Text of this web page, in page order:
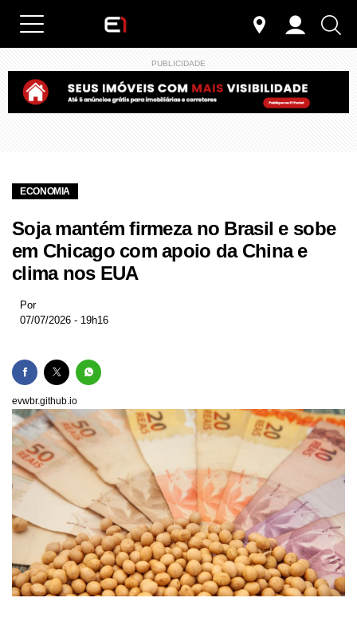
PUBLICIDADE
ECONOMIA
Soja mantém firmeza no Brasil e sobe
em Chicago com apoio da China e
clima nos EUA
Por
07/07/2026 - 19h16
evwbr.github.io